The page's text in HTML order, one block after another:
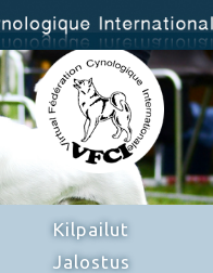
Kilpailut
Jalostus